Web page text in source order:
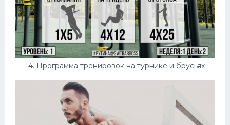
14. Программа тренировок на турнике и брусьях